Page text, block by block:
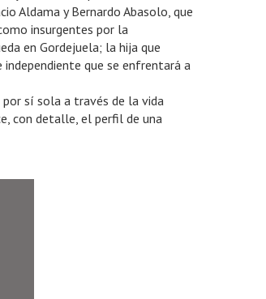
Aldama y Bernardo Abasolo, que
insurgentes por la
en Gordejuela; la hija que
que se enfrentará a
por sí sola a través de la vida
con detalle, el perfil de una